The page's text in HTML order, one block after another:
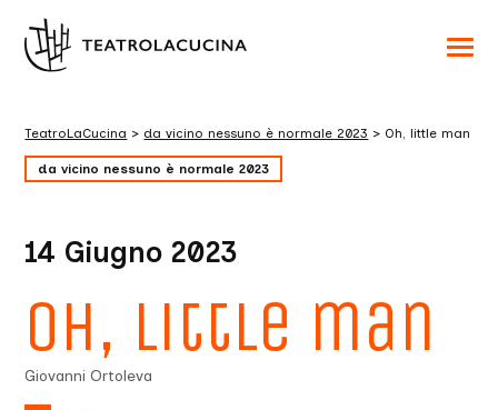
usa
TeatroLaCucina > da vicino nessuno è normale 2023 > Oh, little man
da vicino nessuno è normale 2023
14 Giugno 2023
Oh, little man
Giovanni Ortoleva